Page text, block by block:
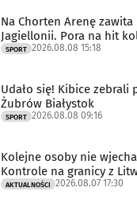
Na Chorten Arenę
Jagiellonii. Pora na hit
SPORT 2026.08.08 15:18
Udało się! Kibice zebrali
Żubrów Białystok
SPORT 2026.08.08 09:16
Kolejne osoby nie
Kontrole na granicy z
AKTUALNOŚCI 2026.08.07 17:30